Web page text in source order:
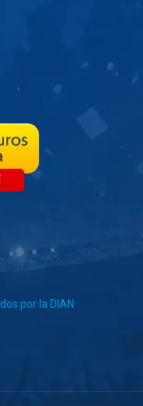
por la DIAN